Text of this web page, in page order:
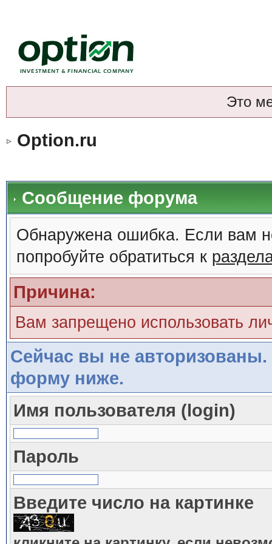
Это
Option.ru
Сообщение форума
Обнаружена ошибка. Если вам
попробуйте обратиться к
Причина:
Вам запрещено использовать
Сейчас вы не авторизованы.
форму ниже.
Имя пользователя (login)
Пароль
Введите число на картинке